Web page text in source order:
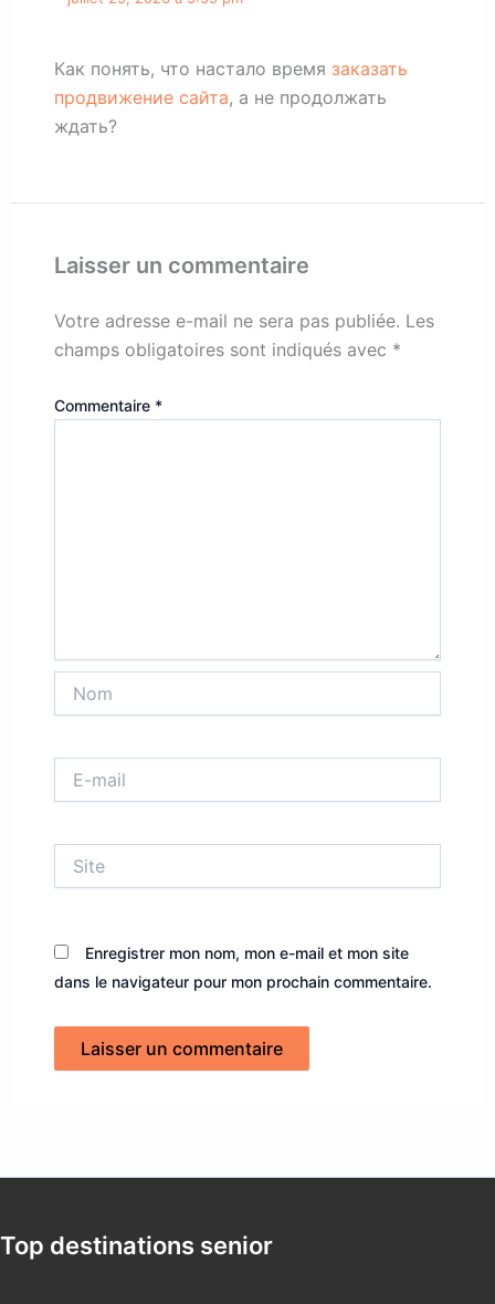
Как понять, что настало время заказать
продвижение сайта, а не продолжать
ждать?
Laisser un commentaire
Votre adresse e-mail ne sera pas publiée. Les
champs obligatoires sont indiqués avec *
Commentaire *
mail
Enregistrer mon nom, mon e-mail et mon site
dans le navigateur pour mon prochain commentaire.
Top destinations senior